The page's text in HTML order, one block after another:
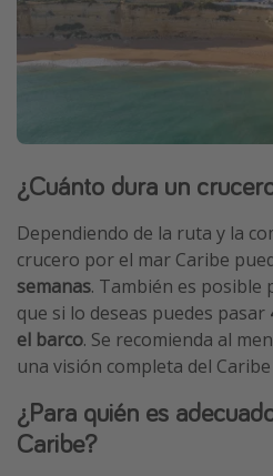
¿Cuánto dura un
Dependiendo de la ruta y la
crucero por el mar Caribe
semanas. También es
que si lo deseas puedes pasar
el barco. Se recomienda al
una visión completa del
¿Para quién es
Caribe?